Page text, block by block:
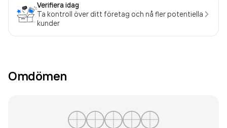
Verifiera idag
Ta kontroll över ditt företag och nå fler potentiella
kunder
Omdömen